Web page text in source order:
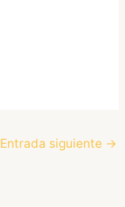
Entrada siguiente →